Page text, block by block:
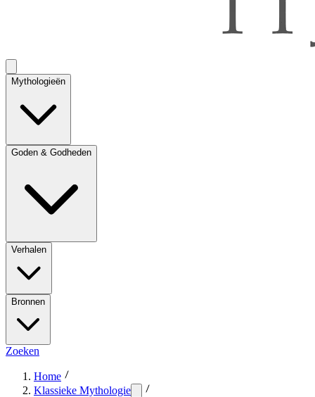
Mythologieën
Goden & Godheden
Verhalen
Bronnen
Zoeken
Home
Klassieke Mythologie